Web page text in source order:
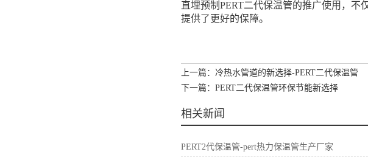
直埋预制PERT二代保温管的推广使用，
提供了更好的保障。
上一篇：冷热水管道的新选择-PERT二代保温管
下一篇：PERT二代保温管环保节能新选择
相关新闻
PERT2代保温管-pert热力保温管生产厂家